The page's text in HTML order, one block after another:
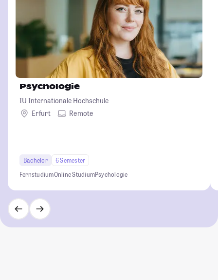
Psychologie
IU Internationale Hochschule
Erfurt
Remote
Bachelor
6 Semester
FernstudiumOnline StudiumPsychologie